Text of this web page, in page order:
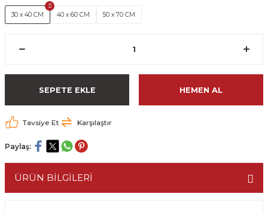
30 x 40 CM 40 x 60 CM 50 x 70 CM
SEPETE EKLE HEMEN AL
Tavsiye Et Karşılaştır
Paylaş:
ÜRÜN BİLGİLERİ